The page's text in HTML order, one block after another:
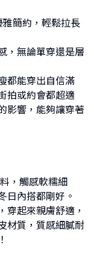
簡約，輕鬆拉長
，無論單穿還是層
都能穿出自信滿
拍或約會都超適
影響，能夠讓穿著
，觸感軟糯細
日內搭都剛好。
穿起來親膚舒適，
材質，質感細膩耐